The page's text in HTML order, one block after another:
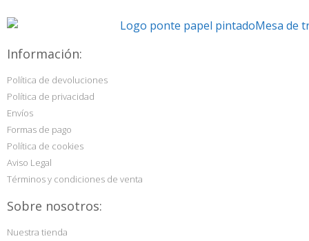
Información:
Política de devoluciones
Política de privacidad
Envíos
Formas de pago
Política de cookies
Aviso Legal
Términos y condiciones de venta
Sobre nosotros:
Nuestra tienda